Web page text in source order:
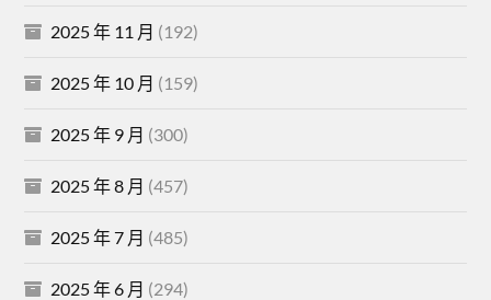
2025 年 11 月 (192)
2025 年 10 月 (159)
2025 年 9 月 (300)
2025 年 8 月 (457)
2025 年 7 月 (485)
2025 年 6 月 (294)